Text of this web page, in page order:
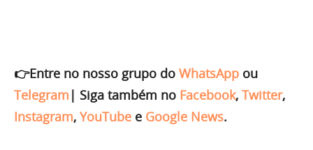
👉Entre no nosso grupo do WhatsApp ou
Telegram | Siga também no Facebook, Twitter,
Instagram, YouTube e Google News.